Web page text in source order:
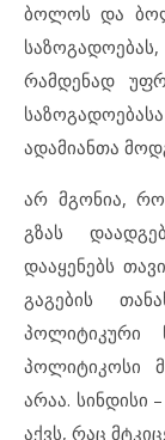
ბოლოს და
რამდენად
ადამიანთა
არ მგონია,
გზას
დააყენებს
გაგების
პოლიტიკური
პოლიტიკოსი
არაა. სინდისი
აქვს, რაც